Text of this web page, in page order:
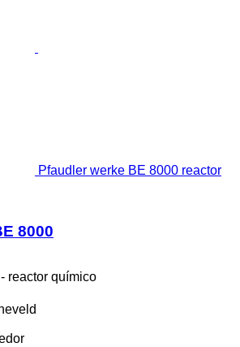
Pfaudler werke BE 8000 reactor
8000
reactor químico